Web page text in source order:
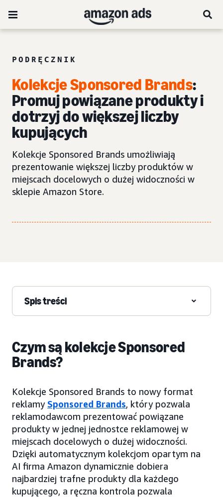
PODRĘCZNIK
Kolekcje Sponsored Brands:
Promuj powiązane produkty i
dotrzyj do większej liczby
kupujących
Kolekcje Sponsored Brands umożliwiają
prezentowanie większej liczby produktów w
miejscach docelowych o dużej widoczności w
sklepie Amazon Store.
Spis treści
Czym są kolekcje Sponsored
Brands?
Kolekcje Sponsored Brands to nowy format
reklamy Sponsored Brands, który pozwala
reklamodawcom prezentować powiązane
produkty w jednej jednostce reklamowej w
miejscach docelowych o dużej widoczności.
Dzięki automatycznym kolekcjom opartym na
AI firma Amazon dynamicznie dobiera
najbardziej trafne produkty dla każdego
kupującego, a ręczna kontrola pozwala